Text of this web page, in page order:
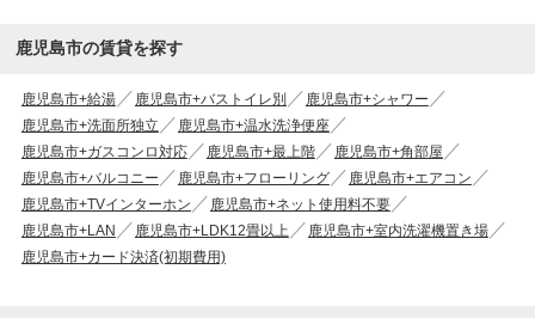
鹿児島市の賃貸を探す
鹿児島市+給湯 鹿児島市+バストイレ別
鹿児島市+シャワー
鹿児島市+洗面所独立
鹿児島市+温水洗浄便座
鹿児島市+ガスコンロ対応
鹿児島市+最上階
鹿児島市+角部屋
鹿児島市+バルコニー
鹿児島市+フローリング
鹿児島市+エアコン
鹿児島市+TVインターホン
鹿児島市+ネット使用料不要
鹿児島市+LAN
鹿児島市+LDK12畳以上
鹿児島市+室内洗濯機置き場
鹿児島市+カード決済(初期費用)